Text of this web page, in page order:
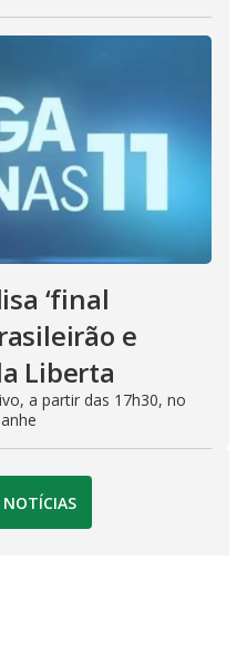
‘final
e
Liberta
a partir das 17h30, no
NOTÍCIAS